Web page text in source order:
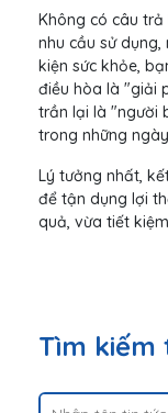
Không có câu
nhu cầu sử
kiện sức khỏe,
điều hòa là "giải
trần lại là "người
trong những
Lý tưởng nhất,
để tận dụng lợi
quả, vừa tiết
Tìm kiếm